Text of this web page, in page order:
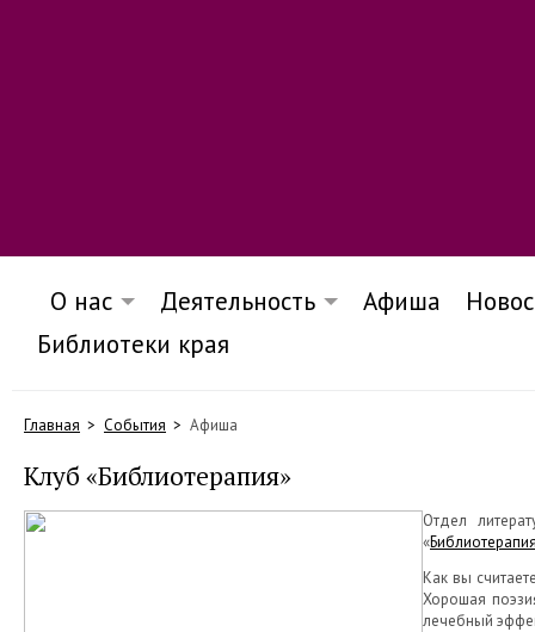
О нас Деятельность Афиша
Библиотеки края
Главная События Афиша
Клуб «Библиотерапия»
Отдел
«
Как вы
Хорошая
лечебный